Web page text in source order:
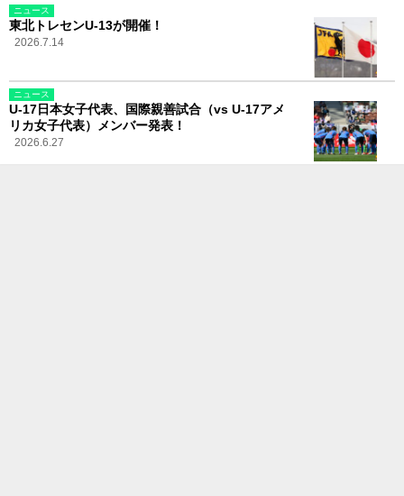
ニュース
東北トレセンU-13が開催！
2026.7.14
ニュース
U-17日本女子代表、国際親善試合（vs U-17アメ
リカ女子代表）メンバー発表！
2026.6.27